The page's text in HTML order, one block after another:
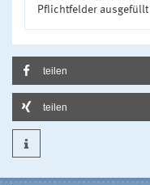
Pflichtfelder
teilen
teilen